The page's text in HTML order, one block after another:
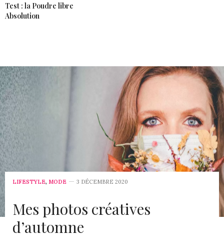
Test : la Poudre libre
Absolution
LIFESTYLE, MODE 3 DÉCEMBRE 2020
Mes photos créatives
d’automne